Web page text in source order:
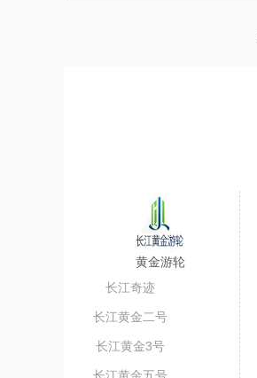
黄金游轮
长江奇迹
长江黄金二号
长江黄金3号